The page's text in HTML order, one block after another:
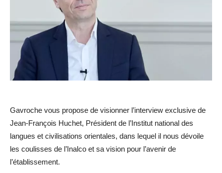
Gavroche vous propose de visionner l’interview exclusive de
Jean-François Huchet, Président de l’Institut national des
langues et civilisations orientales, dans lequel il nous dévoile
les coulisses de l’Inalco et sa vision pour l’avenir de
l’établissement.